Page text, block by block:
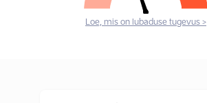
Loe, mis on lubaduse tugevus >